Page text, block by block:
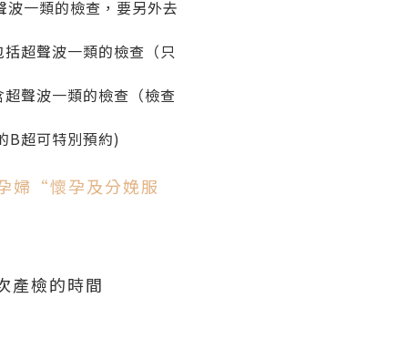
一類的檢查，要另外去
超聲波一類的檢查（只
聲波一類的檢查（檢查
B超可特別預約)
婦“懷孕及分娩服
產檢的時間